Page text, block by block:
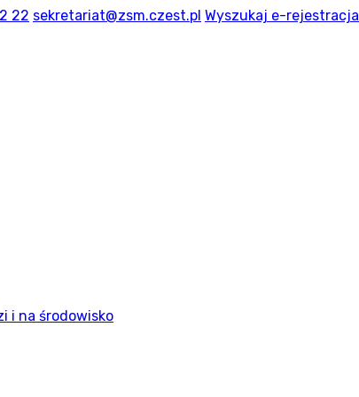
22 sekretariat@zsm.czest.pl Wyszukaj e-rejestracja
i na środowisko